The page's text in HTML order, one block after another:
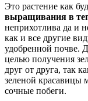
Это растение как
выращивания в
неприхотлива да и
как и все другие
удобренной почве.
целью получения
друг от друга, так
зеленой красавицы
сочные побеги.